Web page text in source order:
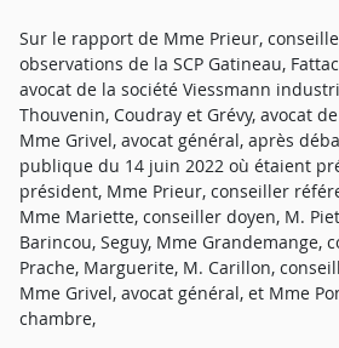
Sur le rapport de Mme Prieur,
observations de la SCP Gatineau,
avocat de la société Viessmann
Thouvenin, Coudray et Grévy, avocat
Mme Grivel, avocat général, après
publique du 14 juin 2022 où étaient
président, Mme Prieur, conseiller
Mme Mariette, conseiller doyen, M.
Barincou, Seguy, Mme Grandemange,
Prache, Marguerite, M. Carillon,
Mme Grivel, avocat général, et Mme
chambre,